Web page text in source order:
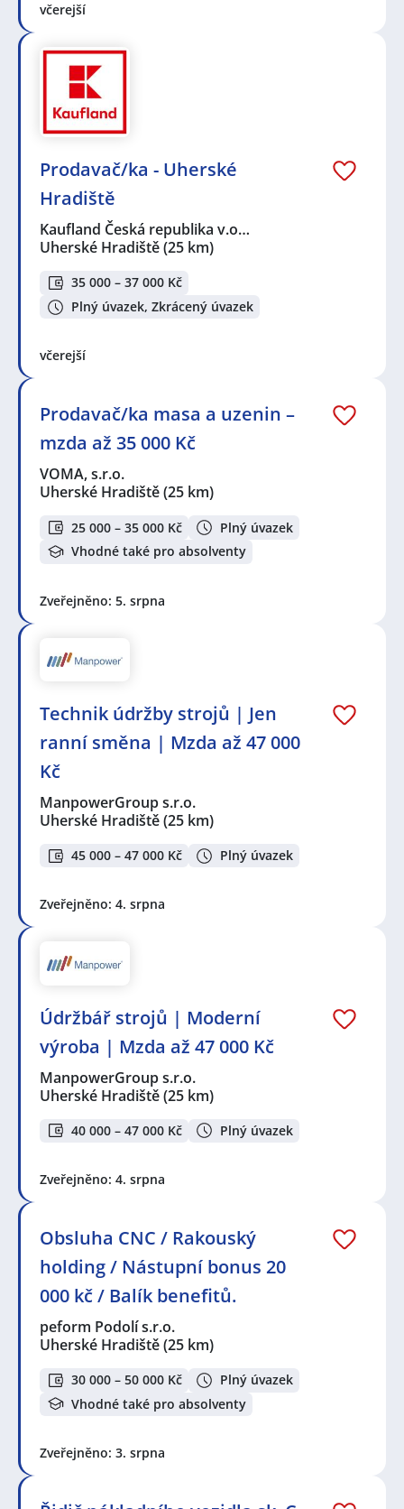
včerejší
Prodavač/ka - Uherské
Hradiště
Kaufland Česká republika v.o…
Uherské Hradiště(25 km)
35 000 – 37 000 Kč
Plný úvazek, Zkrácený úvazek
včerejší
Prodavač/ka masa a uzenin –
mzda až 35 000 Kč
VOMA, s.r.o.
Uherské Hradiště(25 km)
25 000 – 35 000 Kč
Plný úvazek
Vhodné také pro absolventy
Zveřejněno: 5. srpna
Technik údržby strojů | Jen
ranní směna | Mzda až 47 000
Kč
ManpowerGroup s.r.o.
Uherské Hradiště(25 km)
45 000 – 47 000 Kč Plný úvazek
Zveřejněno: 4. srpna
Údržbář strojů | Moderní
výroba | Mzda až 47 000 Kč
ManpowerGroup s.r.o.
Uherské Hradiště(25 km)
40 000 – 47 000 Kč Plný úvazek
Zveřejněno: 4. srpna
Obsluha CNC / Rakouský
holding / Nástupní bonus 20
000 kč / Balík benefitů.
peform Podolí s.r.o.
Uherské Hradiště(25 km)
30 000 – 50 000 Kč
Plný úvazek
Vhodné také pro absolventy
Zveřejněno: 3. srpna